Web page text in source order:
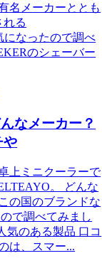
名メーカーととも
れる
になったので調べ
のシェーバー
なメーカー？
や
上ミニクーラーで
。 どんな
の国のブランドな
で調べてみまし
気のある製品 口コ
は、スマー...